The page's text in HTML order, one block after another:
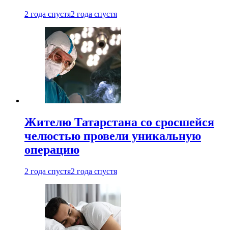
2 года спустя2 года спустя
Жителю Татарстана со сросшейся
челюстью провели уникальную
операцию
2 года спустя2 года спустя